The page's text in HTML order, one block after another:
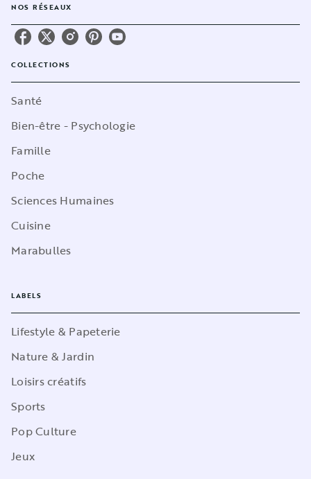
NOS RÉSEAUX
COLLECTIONS
Santé
Bien-être - Psychologie
Famille
Poche
Sciences Humaines
Cuisine
Marabulles
LABELS
Lifestyle & Papeterie
Nature & Jardin
Loisirs créatifs
Sports
Pop Culture
Jeux